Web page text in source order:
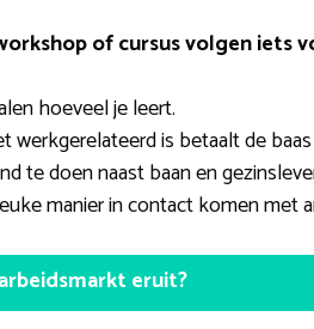
of cursus volgen iets
hoeveel je leert.
werkgerelateerd is betaalt de
te doen naast baan en
manier in contact komen met
eruit?